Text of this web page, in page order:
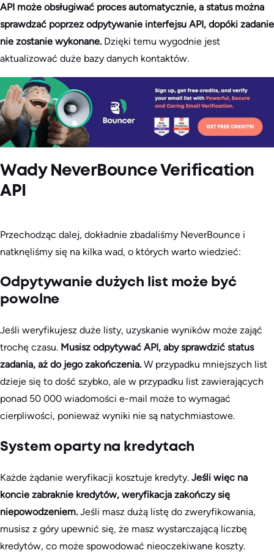
API może obsługiwać proces automatycznie, a status można
sprawdzać poprzez odpytywanie interfejsu API, dopóki zadanie
nie zostanie wykonane. Dzięki temu wygodnie jest
aktualizować duże bazy danych kontaktów.
Wady NeverBounce Verification
API
Przechodząc dalej, dokładnie zbadaliśmy NeverBounce i
natknęliśmy się na kilka wad, o których warto wiedzieć:
Odpytywanie dużych list może być
powolne
Jeśli weryfikujesz duże listy, uzyskanie wyników może zająć
trochę czasu. Musisz odpytywać API, aby sprawdzić status
zadania, aż do jego zakończenia. W przypadku mniejszych list
dzieje się to dość szybko, ale w przypadku list zawierających
ponad 50 000 wiadomości e-mail może to wymagać
cierpliwości, ponieważ wyniki nie są natychmiastowe.
System oparty na kredytach
Każde żądanie weryfikacji kosztuje kredyty. Jeśli więc na
koncie zabraknie kredytów, weryfikacja zakończy się
niepowodzeniem. Jeśli masz dużą listę do zweryfikowania,
musisz z góry upewnić się, że masz wystarczającą liczbę
kredytów, co może spowodować nieoczekiwane koszty.